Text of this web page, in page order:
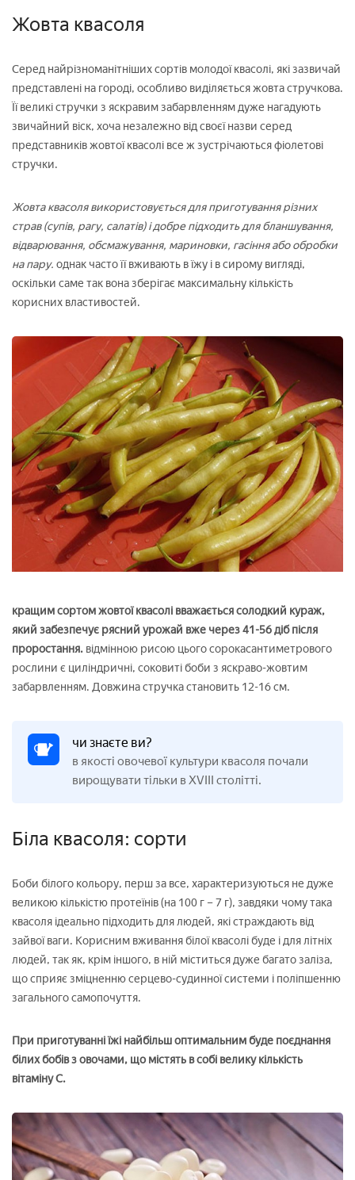
Жовта квасоля
Серед найрізноманітніших сортів молодої квасолі, які зазвичай
представлені на городі, особливо виділяється жовта стручкова.
Її великі стручки з яскравим забарвленням дуже нагадують
звичайний віск, хоча незалежно від своєї назви серед
представників жовтої квасолі все ж зустрічаються фіолетові
стручки.
Жовта квасоля використовується для приготування різних
страв (супів, рагу, салатів) і добре підходить для бланшування,
відварювання, обсмажування, мариновки, гасіння або обробки
на пару. однак часто її вживають в їжу і в сирому вигляді,
оскільки саме так вона зберігає максимальну кількість
корисних властивостей.
кращим сортом жовтої квасолі вважається солодкий кураж,
який забезпечує рясний урожай вже через 41-56 діб після
проростання. відмінною рисою цього сорокасантиметрового
рослини є циліндричні, соковиті боби з яскраво-жовтим
забарвленням. Довжина стручка становить 12-16 см.
чи знаєте ви?
в якості овочевої культури квасоля почали
вирощувати тільки в XVIII столітті.
Біла квасоля: сорти
Боби білого кольору, перш за все, характеризуються не дуже
великою кількістю протеїнів (на 100 г – 7 г), завдяки чому така
квасоля ідеально підходить для людей, які страждають від
зайвої ваги. Корисним вживання білої квасолі буде і для літніх
людей, так як, крім іншого, в ній міститься дуже багато заліза,
що сприяє зміцненню серцево-судинної системи і поліпшенню
загального самопочуття.
При приготуванні їжі найбільш оптимальним буде поєднання
білих бобів з овочами, що містять в собі велику кількість
вітаміну C.